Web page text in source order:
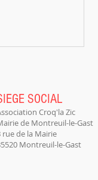
!
SOCIAL
Croq'la Zic
de Montreuil-le-Gast
rue de la Mairie
Montreuil-le-Gast